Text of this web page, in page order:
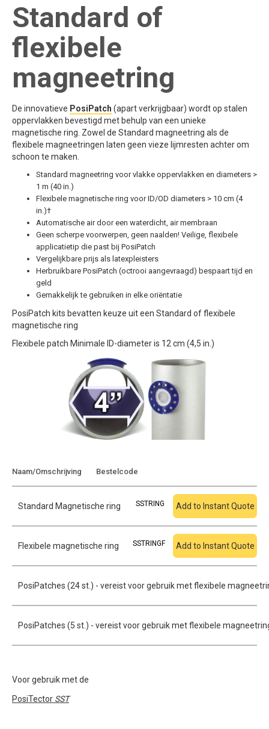
Standard of
flexibele
magneetring
De innovatieve PosiPatch (apart verkrijgbaar) wordt op stalen
oppervlakken bevestigd met behulp van een unieke
magnetische ring. Zowel de Standard magneetring als de
flexibele magneetringen laten geen vieze lijmresten achter om
schoon te maken.
Standard magneetring voor vlakke oppervlakken en diameters >
1 m (40 in.)
Flexibele magnetische ring voor ID/OD diameters > 10 cm (4
in.)†
Automatische air door een waterdicht, air membraan
Geen scherpe voorwerpen, geen naalden! Veilige, flexibele
applicatietip die past bij PosiPatch
Vergelijkbare prijs als latexpleisters
Herbruikbare PosiPatch (octrooi aangevraagd) bespaart tijd en
geld
Gemakkelijk te gebruiken in elke oriëntatie
PosiPatch kits bevatten keuze uit een Standard of flexibele
magnetische ring
Flexibele patch Minimale ID-diameter is 12 cm (4,5 in.)
Naam/Omschrijving Bestelcode
Standard Magnetische ring SSTRING Add to Instant Quote
Flexibele magnetische ring SSTRINGF Add to Instant Quote
PosiPatches (24 st.) - vereist voor gebruik met flexibele
PosiPatches (5 st.) - vereist voor gebruik met flexibele
Voor gebruik met de
PosiTector SST